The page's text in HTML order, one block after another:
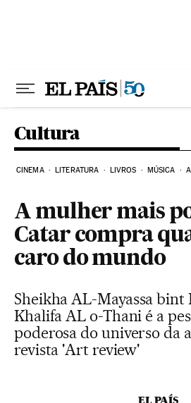
Cultura
CINEMA LITERATURA LIVROS MÚSICA
A mulher mais
Catar compra
caro do mundo
Sheikha AL-Mayassa bint
Khalifa AL o-Thani é a
poderosa do universo da
revista 'Art review'
EL PAÍS